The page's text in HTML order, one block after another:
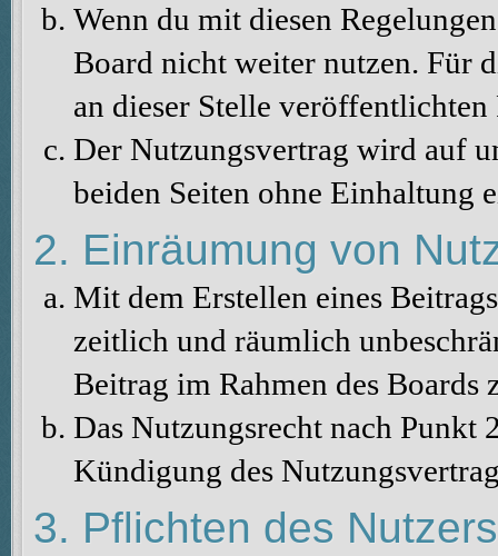
Wenn du mit diesen
Board nicht weiter nutzen. Für
an dieser Stelle veröffentlichten
Der Nutzungsvertrag wird auf
beiden Seiten ohne Einhaltung
2. Einräumung von
Mit dem Erstellen eines
zeitlich und räumlich
Beitrag im Rahmen des Boards
Das Nutzungsrecht nach Punkt
Kündigung des
3. Pflichten des Nutzers